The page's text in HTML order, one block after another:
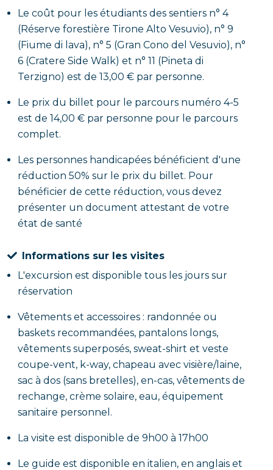
Le coût pour les étudiants des sentiers n° 4
(Réserve forestière Tirone Alto Vesuvio), n° 9
(Fiume di lava), n° 5 (Gran Cono del Vesuvio), n°
6 (Cratere Side Walk) et n° 11 (Pineta di
Terzigno) est de 13,00 € par personne.
Le prix du billet pour le parcours numéro 4-5
est de 14,00 € par personne pour le parcours
complet.
Les personnes handicapées bénéficient d'une
réduction 50% sur le prix du billet. Pour
bénéficier de cette réduction, vous devez
présenter un document attestant de votre
état de santé
Informations sur les visites
L'excursion est disponible tous les jours sur
réservation
Vêtements et accessoires : randonnée ou
baskets recommandées, pantalons longs,
vêtements superposés, sweat-shirt et veste
coupe-vent, k-way, chapeau avec visière/laine,
sac à dos (sans bretelles), en-cas, vêtements de
rechange, crème solaire, eau, équipement
sanitaire personnel.
La visite est disponible de 9h00 à 17h00
Le guide est disponible en italien, en anglais et